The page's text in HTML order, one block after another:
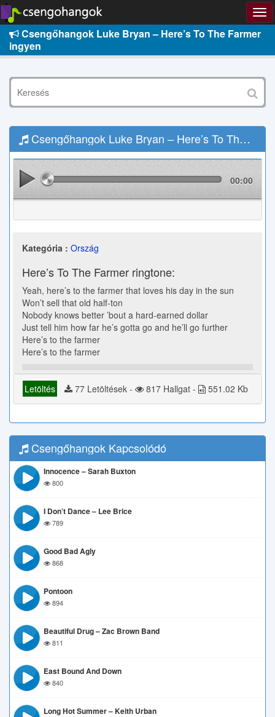
Csengőhangok Luke Bryan – Here’s To The Farmer
ingyen
Csengőhangok Luke Bryan – Here’s To The Farmer Letöltés
00:00
Kategória : Ország
Here’s To The Farmer ringtone:
Yeah, here’s to the farmer that loves his day in the sun
Won’t sell that old half-ton
Nobody knows better ’bout a hard-earned dollar
Just tell him how far he’s gotta go and he’ll go further
Here’s to the farmer
Here’s to the farmer
Letöltés 77 Letöltések - 817 Hallgat - 551.02 Kb
Csengőhangok Kapcsolódó
Innocence – Sarah Buxton
800
I Don’t Dance – Lee Brice
789
Good Bad Agly
868
Pontoon
894
Beautiful Drug – Zac Brown Band
811
East Bound And Down
840
Long Hot Summer – Keith Urban